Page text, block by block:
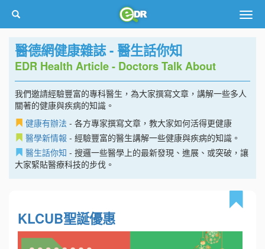
醫德網健康雜誌 - 醫生話你知
EDR Health Article - Doctors Talk About
我們邀請經驗豐富的專科醫生，為大家撰寫文章，講解一些多人
關著的健康與疾病的知識。
健康有辦法 - 各方專家撰寫文章，教大家如何活得更健康
醫學新情報 - 經驗豐富的醫生講解一些健康與疾病的知識。
醫生話你知 - 搜邏一些醫學上的最新發現、進展、或突破，讓
大家緊貼醫療科技的步伐。
KLCUB聖誕優惠